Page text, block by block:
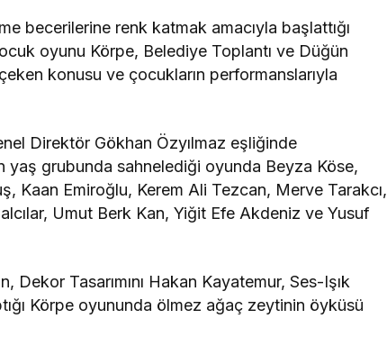
becerilerine renk katmak amacıyla başlattığı
oyunu Körpe, Belediye Toplantı ve Düğün
konusu ve çocukların performanslarıyla
Direktör Gökhan Özyılmaz eşliğinde
yaş grubunda sahnelediği oyunda Beyza Köse,
Kaan Emiroğlu, Kerem Ali Tezcan, Merve Tarakcı,
Umut Berk Kan, Yiğit Efe Akdeniz ve Yusuf
Dekor Tasarımını Hakan Kayatemur, Ses-Işık
Körpe oyununda ölmez ağaç zeytinin öyküsü